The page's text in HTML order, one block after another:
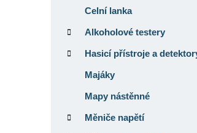
Celní lanka
Alkoholové testery
Hasicí přístroje a
Majáky
Mapy nástěnné
Měniče napětí